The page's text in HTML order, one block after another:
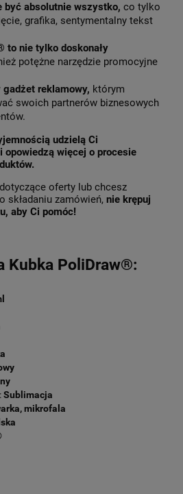
być absolutnie wszystko, co tylko
grafika, sentymentalny tekst
to nie tylko doskonały
potężne narzędzie promocyjne
reklamowy, którym
swoich partnerów biznesowych
udzielą Ci
opowiedzą więcej o procesie
oferty lub chcesz
składaniu zamówień, nie krępuj
aby Ci pomóc!
Kubka PoliDraw®:
Sublimacja
mikrofala